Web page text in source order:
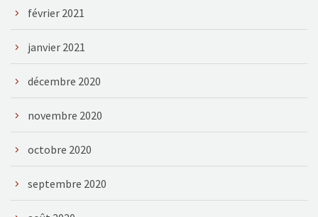
février 2021
janvier 2021
décembre 2020
novembre 2020
octobre 2020
septembre 2020